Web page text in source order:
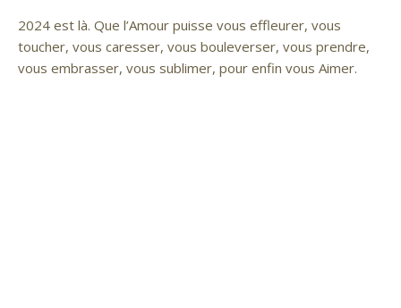
2024 est là. Que l’Amour puisse vous effleurer, vous
toucher, vous caresser, vous bouleverser, vous prendre,
vous embrasser, vous sublimer, pour enfin vous Aimer.